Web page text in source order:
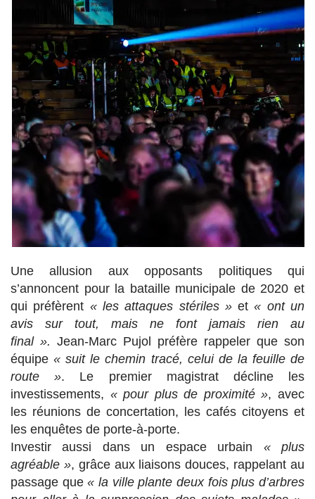
Une allusion aux opposants politiques qui
s’annoncent pour la bataille municipale de 2020 et
qui préfèrent « les attaques stériles »et« ont un
avis sur tout, mais ne font jamais rien au
final ». Jean-Marc Pujol préfère rappeler que son
équipe« suit le chemin tracé, celui de la feuille de
route ». Le premier magistrat décline les
investissements, « pour plus de proximité », avec
les réunions de concertation, les cafés citoyens et
les enquêtes de porte-à-porte.
Investir aussi dans un espace urbain « plus
agréable », grâce aux liaisons douces, rappelant au
passage que« la ville plante deux fois plus d’arbres